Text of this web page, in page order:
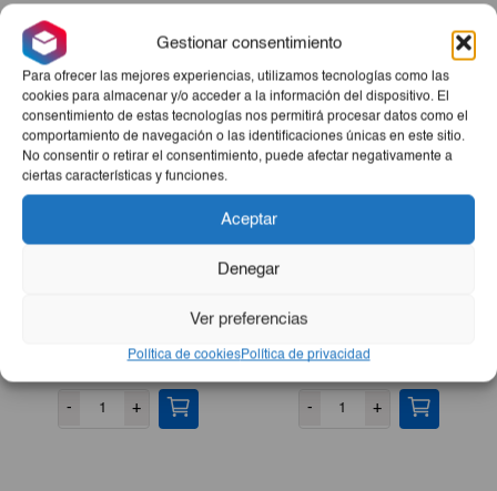
Gestionar consentimiento
Para ofrecer las mejores experiencias, utilizamos tecnologías como las
cookies para almacenar y/o acceder a la información del dispositivo. El
consentimiento de estas tecnologías nos permitirá procesar datos como el
comportamiento de navegación o las identificaciones únicas en este sitio.
No consentir o retirar el consentimiento, puede afectar negativamente a
ciertas características y funciones.
Aceptar
Denegar
Ver preferencias
Política de cookiesPolítica de privacidad
Productos Relacionados
Desodorante Lactoadvance
- + - +